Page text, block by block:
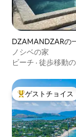
DZAMANDZARの
ノシベの家
ビーチ · 徒歩移動
大好評のゲストチ
ゲストチョイス